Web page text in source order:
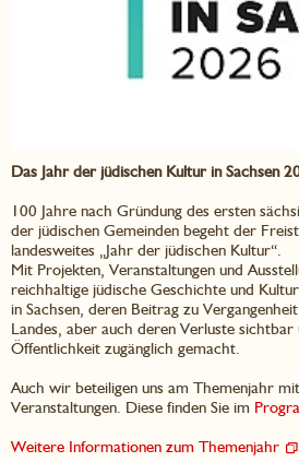
Das Jahr der jüdischen Kultur in Sachsen
100 Jahre nach Gründung des ersten
der jüdischen Gemeinden begeht der
landesweites „Jahr der jüdischen Kultur“.
Mit Projekten, Veranstaltungen und
reichhaltige jüdische Geschichte und
in Sachsen, deren Beitrag zu
Landes, aber auch deren Verluste
Öffentlichkeit zugänglich gemacht.
Auch wir beteiligen uns am Themenjahr
Veranstaltungen. Diese finden Sie im
Weitere Informationen zum Themenjahr